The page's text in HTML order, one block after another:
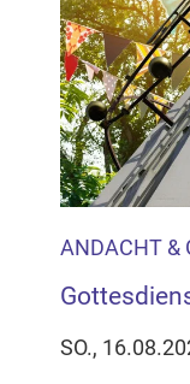
ANDACHT &
SO.,